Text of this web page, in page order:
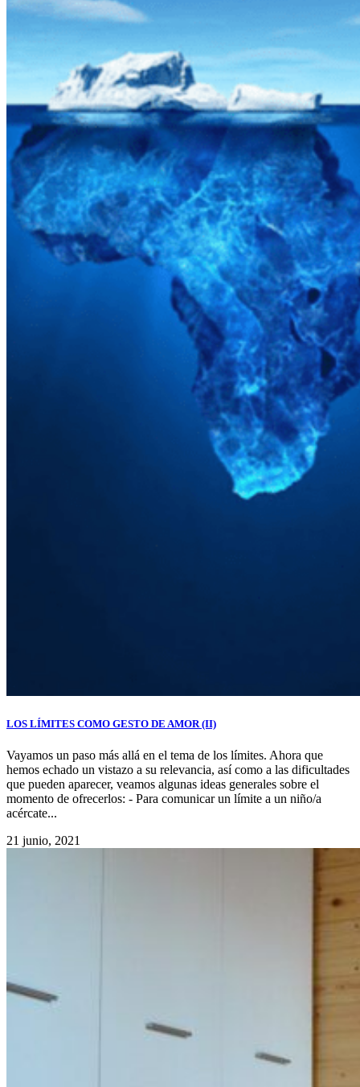
LOS LÍMITES COMO GESTO DE AMOR (II)
Vayamos un paso más allá en el tema de los límites. Ahora que
hemos echado un vistazo a su relevancia, así como a las dificultades
que pueden aparecer, veamos algunas ideas generales sobre el
momento de ofrecerlos: - Para comunicar un límite a un niño/a
acércate...
21 junio, 2021